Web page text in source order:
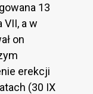
13
VII, a w
on
erekcji
(30 IX